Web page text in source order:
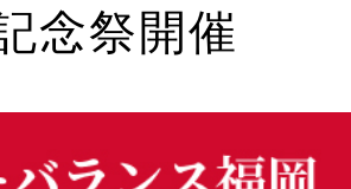
念祭開催